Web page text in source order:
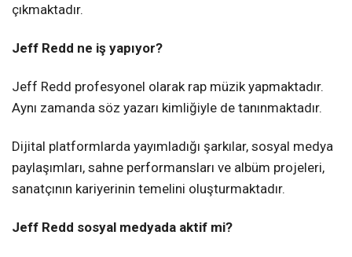
çıkmaktadır.
Jeff Redd ne iş yapıyor?
Jeff Redd profesyonel olarak rap müzik yapmaktadır.
Aynı zamanda söz yazarı kimliğiyle de tanınmaktadır.
Dijital platformlarda yayımladığı şarkılar, sosyal medya
paylaşımları, sahne performansları ve albüm projeleri,
sanatçının kariyerinin temelini oluşturmaktadır.
Jeff Redd sosyal medyada aktif mi?